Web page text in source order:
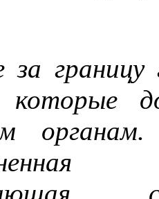
за
которые